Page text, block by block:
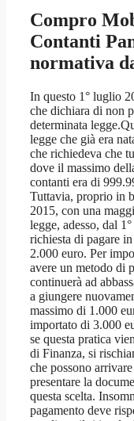
Compro
Contanti
normativa
In questo 1° luglio
che dichiara di non
determinata
legge che già era
che richiedeva che
dove il massimo
contanti era di
Tuttavia, proprio in
2015, con una
legge, adesso, dal
richiesta di pagare
2.000 euro. Per
avere un metodo di
continuerà ad
a giungere
massimo di 1.000
importato di 3.000
se questa pratica
di Finanza, si
che possono
presentare la
questa scelta.
pagamento deve